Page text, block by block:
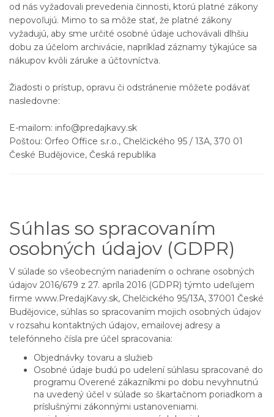
od nás vyžadovali prevedenia činnosti, ktorú platné zákony
nepovoľujú. Mimo to sa môže stať, že platné zákony
vyžadujú, aby sme určité osobné údaje uchovávali dlhšiu
dobu za účelom archivácie, napríklad záznamy týkajúce sa
nákupov kvôli záruke a účtovníctva.
Žiadosti o prístup, opravu či odstránenie môžete podávať
nasledovne:
E-mailom: info@predajkavy.sk
Poštou: Orfeo Office s.r.o., Chelčického 95 / 13A, 370 01
České Budějovice, Česká republika
Súhlas so spracovaním
osobných údajov (GDPR)
V súlade so všeobecným nariadením o ochrane osobných
údajov 2016/679 z 27. apríla 2016 (GDPR) týmto udeľujem
firme www.PredajKavy.sk, Chelčického 95/13A, 37001 České
Budějovice, súhlas so spracovaním mojich osobných údajov
v rozsahu kontaktných údajov, emailovej adresy a
telefónneho čísla pre účel spracovania:
Objednávky tovaru a služieb
Osobné údaje budú po udelení súhlasu spracované do
programu Overené zákazníkmi po dobu nevyhnutnú
na uvedený účel v súlade so škartačnom poriadkom a
príslušnými zákonnými ustanoveniami.